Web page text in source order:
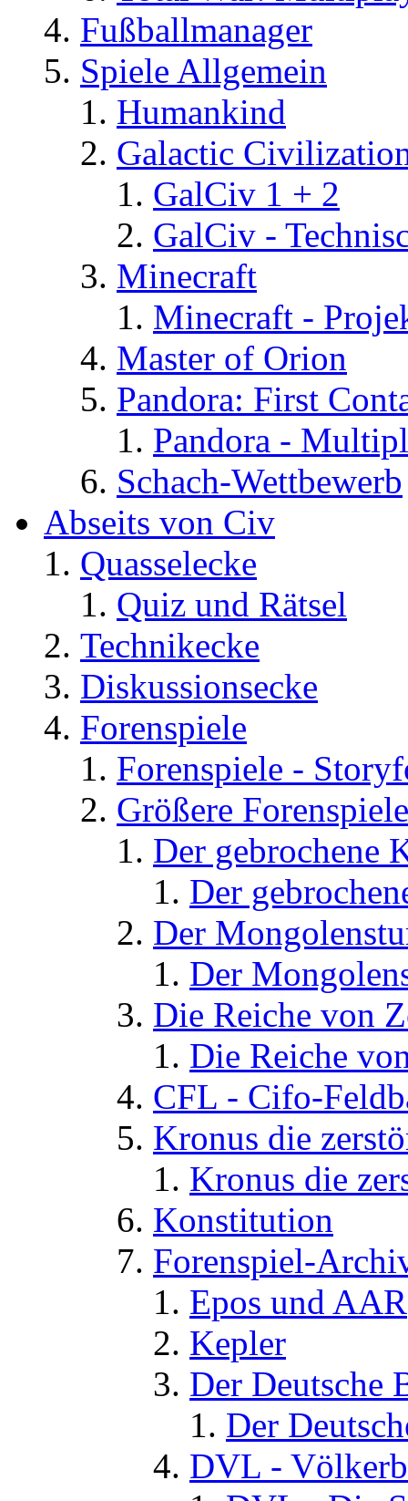
Fußballmanager
Spiele Allgemein
Humankind
Galactic
GalCiv 1 + 2
GalCiv -
Minecraft
Minecraft -
Master of Orion
Pandora: First
Pandora -
Schach-Wettbewerb
Abseits von Civ
Quasselecke
Quiz und Rätsel
Technikecke
Diskussionsecke
Forenspiele
Forenspiele -
Größere Forenspiele
Der gebrochene
Der
Der
Der
Die Reiche von
Die Reiche
CFL - Cifo-
Kronus die
Kronus die
Konstitution
Forenspiel-
Epos und AAR
Kepler
Der Deutsche
Der
DVL -